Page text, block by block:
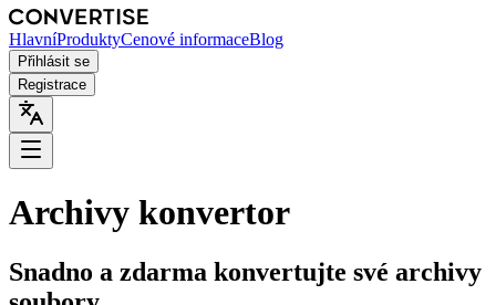
HlavníProduktyCenové informaceBlog
Přihlásit se
Registrace
Archivy konvertor
Snadno a zdarma konvertujte své archivy